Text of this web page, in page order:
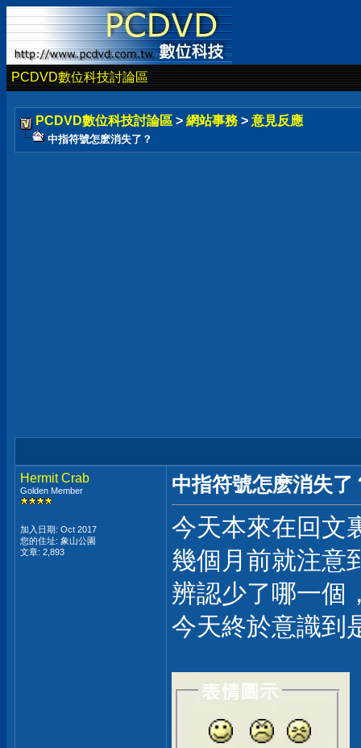
PCDVD數位科技討論區
PCDVD數位科技討論區 > 網站事務 > 意見反應
中指符號怎麽消失了？
Hermit Crab
Golden Member
加入日期: Oct 2017
您的住址: 象山公園
文章: 2,893
中指符號怎麽消失了
今天本來在回文
幾個月前就注意
辨認少了哪一個
今天終於意識到